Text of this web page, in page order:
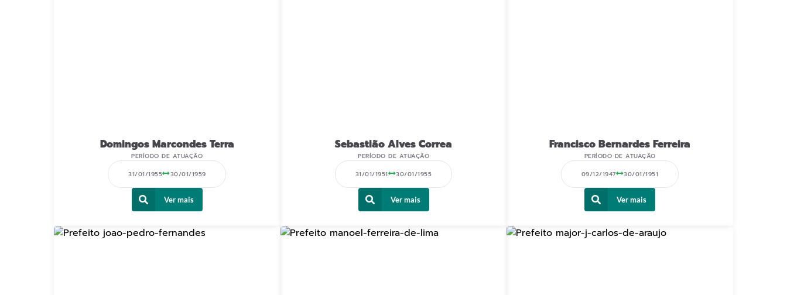
Domingos Marcondes Terra
PERÍODO DE ATUAÇÃO
31/01/1955 30/01/1959
Ver mais
Sebastião Alves Correa
PERÍODO DE ATUAÇÃO
31/01/1951 30/01/1955
Ver mais
Francisco Bernardes Ferreira
PERÍODO DE ATUAÇÃO
09/12/1947 30/01/1951
Ver mais